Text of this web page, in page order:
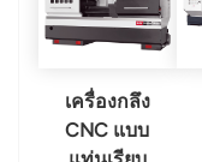
เครื่องกลึง
CNC แบบ